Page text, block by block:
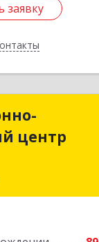
заявку
заявку
центрцентр